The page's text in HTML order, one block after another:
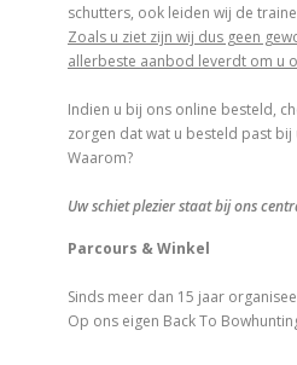
schutters, ook leiden wij de
Zoals u ziet zijn wij dus geen
allerbeste aanbod leverdt om u
Indien u bij ons online besteld,
zorgen dat wat u besteld past bij
Waarom?
Uw schiet plezier staat bij ons
Parcours & Winkel
Sinds meer dan 15 jaar
Op ons eigen Back To